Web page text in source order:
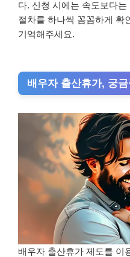
다. 신청 시에는 속도보다
절차를 하나씩 꼼꼼하게 확
기억해주세요.
배우자 출산휴가, 궁
배우자 출산휴가 제도를 이